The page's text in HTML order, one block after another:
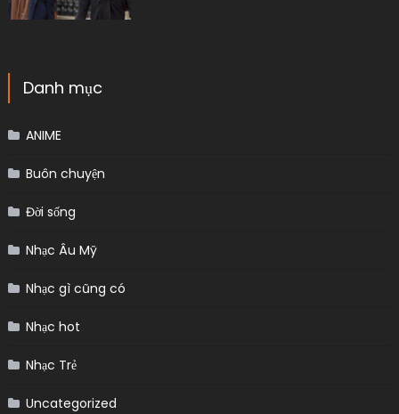
Danh mục
ANIME
Buôn chuyện
Đời sống
Nhạc Âu Mỹ
Nhạc gì cũng có
Nhạc hot
Nhạc Trẻ
Uncategorized